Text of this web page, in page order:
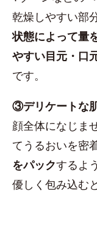
乾燥しやすい部
状態によって量
やすい目元・口
です。
③デリケートな
顔全体になじま
てうるおいを密
をパックするよ
優しく包み込む